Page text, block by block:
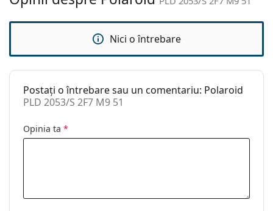
Altele
Unisex
Categorie:
Ochelari de soare
Brand:
Polaroid
Utilizare:
Modă
Nici o întrebare
Postați o întrebare sau un comentariu: Polaroid
PLD 2053/S 2F7 M9 51
Opinia ta *